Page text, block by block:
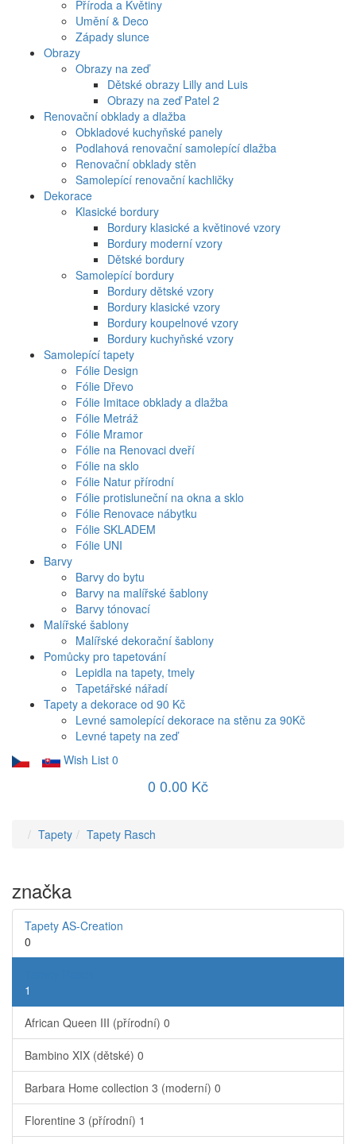
Příroda a Květiny
Umění & Deco
Západy slunce
Obrazy
Obrazy na zeď
Dětské obrazy Lilly and Luis
Obrazy na zeď Patel 2
Renovační obklady a dlažba
Obkladové kuchyňské panely
Podlahová renovační samolepící dlažba
Renovační obklady stěn
Samolepící renovační kachličky
Dekorace
Klasické bordury
Bordury klasické a květinové vzory
Bordury moderní vzory
Dětské bordury
Samolepící bordury
Bordury dětské vzory
Bordury klasické vzory
Bordury koupelnové vzory
Bordury kuchyňské vzory
Samolepící tapety
Fólie Design
Fólie Dřevo
Fólie Imitace obklady a dlažba
Fólie Metráž
Fólie Mramor
Fólie na Renovaci dveří
Fólie na sklo
Fólie Natur přírodní
Fólie protisluneční na okna a sklo
Fólie Renovace nábytku
Fólie SKLADEM
Fólie UNI
Barvy
Barvy do bytu
Barvy na malířské šablony
Barvy tónovací
Malířské šablony
Malířské dekorační šablony
Pomůcky pro tapetování
Lepidla na tapety, tmely
Tapetářské nářadí
Tapety a dekorace od 90 Kč
Levné samolepící dekorace na stěnu za 90Kč
Levné tapety na zeď
Wish List 0
0 0.00 Kč
Tapety Tapety Rasch
značka
Tapety AS-Creation
0
1
African Queen III (přírodní) 0
Bambino XIX (dětské) 0
Barbara Home collection 3 (moderní) 0
Florentine 3 (přírodní) 1